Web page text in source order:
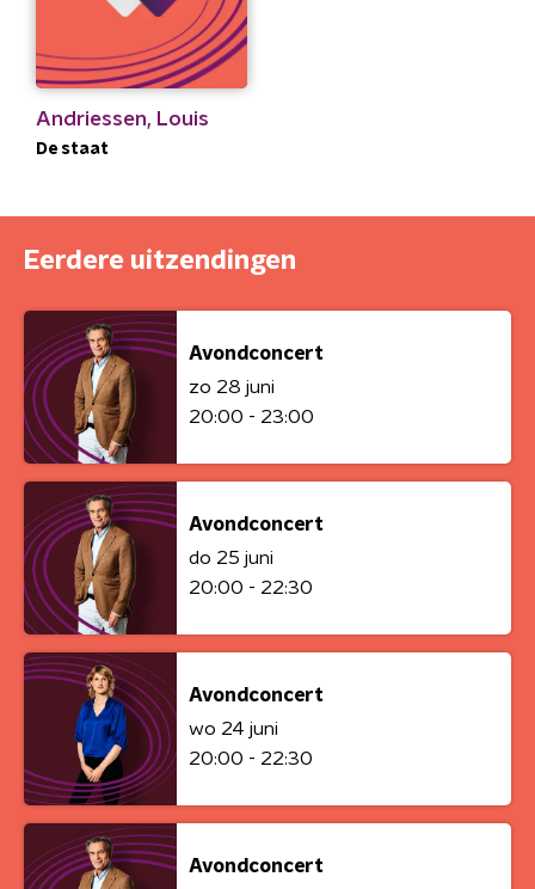
Andriessen, Louis
De staat
Eerdere uitzendingen
Avondconcert
zo 28 juni
20:00 - 23:00
Avondconcert
do 25 juni
20:00 - 22:30
Avondconcert
wo 24 juni
20:00 - 22:30
Avondconcert